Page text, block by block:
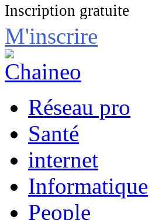
Inscription gratuite
M'inscrire
Réseau pro
Santé
internet
Informatique
People